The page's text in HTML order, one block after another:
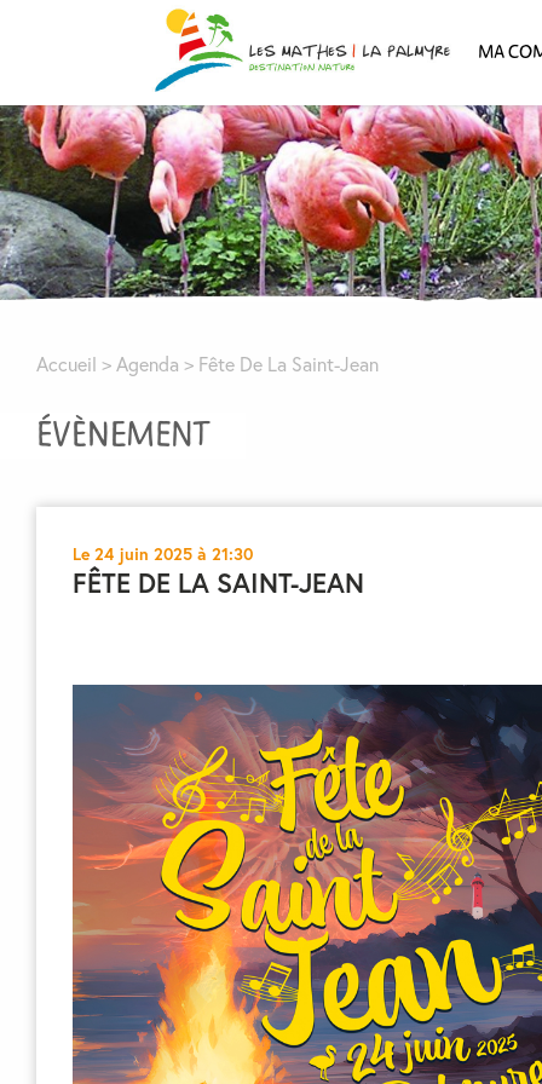
MA
Accueil > Agenda > Fête De La Saint-Jean
ÉVÈNEMENT
Le 24 juin 2025 à 21:30
FÊTE DE LA SAINT-JEAN